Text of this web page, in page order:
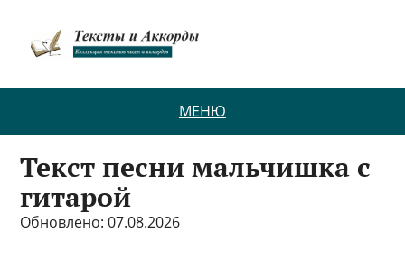
МЕНЮ
Текст песни мальчишка с
гитарой
Обновлено: 07.08.2026